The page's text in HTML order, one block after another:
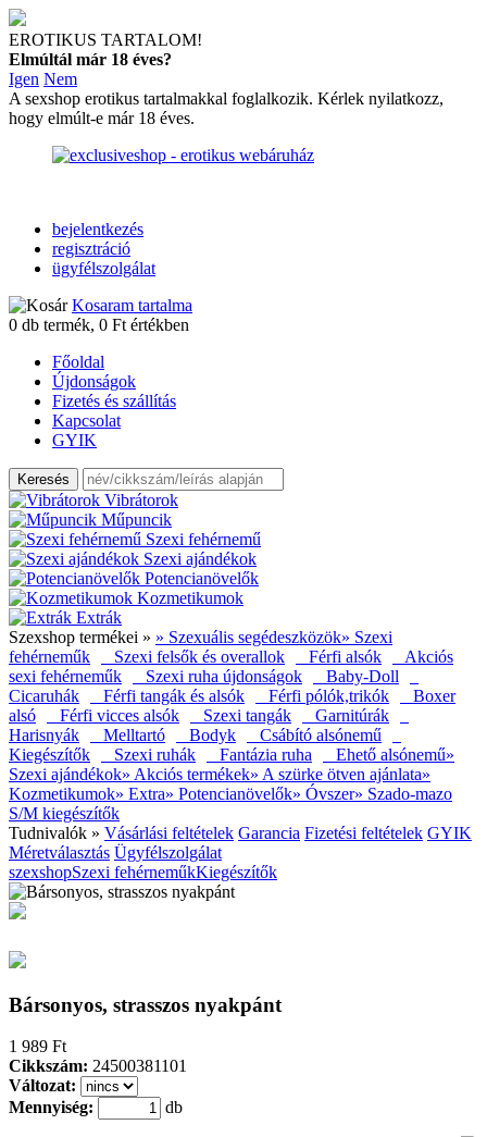
EROTIKUS TARTALOM!
Elmúltál már 18 éves?
Igen Nem
A sexshop erotikus tartalmakkal foglalkozik. Kérlek nyilatkozz,
hogy elmúlt-e már 18 éves.
bejelentkezés
regisztráció
ügyfélszolgálat
Kosaram tartalma
0 db termék, 0 Ft értékben
Főoldal
Újdonságok
Fizetés és szállítás
Kapcsolat
GYIK
Vibrátorok
Műpuncik
Szexi fehérnemű
Szexi ajándékok
Potencianövelők
Kozmetikumok
Extrák
Szexshop termékei » » Szexuális segédeszközök» Szexi
fehérneműk
Szexi felsők és overallok Férfi alsók
Akciós
sexi fehérneműk
Szexi ruha újdonságok
Baby-Doll
Cicaruhák
Férfi tangák és alsók Férfi pólók,trikók
Boxer
alsó
Férfi vicces alsók Szexi tangák
Garnitúrák
Harisnyák
Melltartó Bodyk
Csábító alsónemű
Kiegészítők
Szexi ruhák Fantázia ruha Ehető alsónemű»
Szexi ajándékok» Akciós termékek» A szürke ötven ajánlata»
Kozmetikumok» Extra» Potencianövelők» Óvszer» Szado-mazo
S/M kiegészítők
Tudnivalók » Vásárlási feltételek Garancia Fizetési feltételek GYIK
Méretválasztás Ügyfélszolgálat
szexshopSzexi fehérneműkKiegészítők
Bársonyos, strasszos nyakpánt
1 989 Ft
Cikkszám: 24500381101
Változat:
Mennyiség:
db